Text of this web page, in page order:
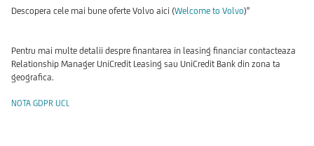
Descopera cele mai bune oferte Volvo aici (Welcome to Volvo)''
Pentru mai multe detalii despre finantarea in leasing financiar contacteaza
Relationship Manager UniCredit Leasing sau UniCredit Bank din zona ta
geografica.
NOTA GDPR UCL